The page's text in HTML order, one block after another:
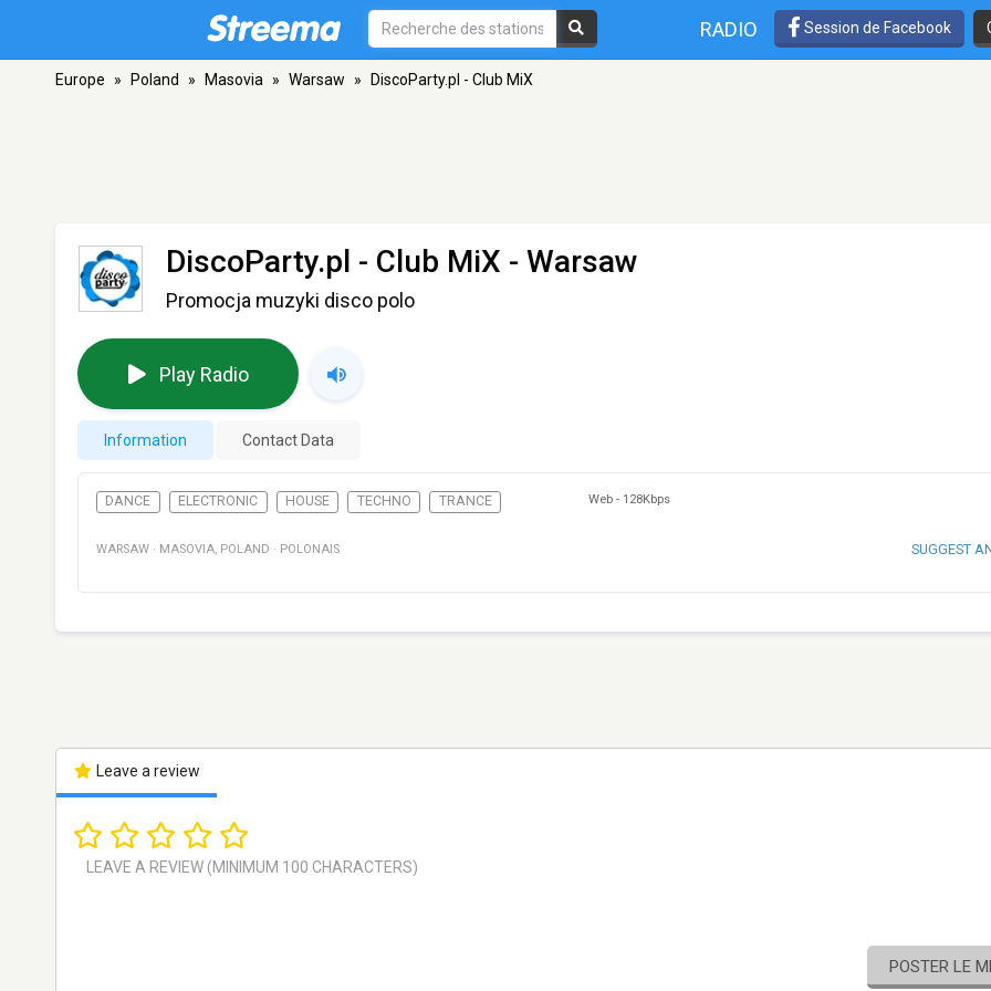
RADIO Session de Facebook
Europe » Poland » Masovia » Warsaw » DiscoParty.pl - Club MiX
DiscoParty.pl - Club MiX - Warsaw
Promocja muzyki disco polo
Play Radio
Information Contact Data
DANCE ELECTRONIC HOUSE TECHNO TRANCE Web - 128Kbps
WARSAW · MASOVIA, POLAND · POLONAIS SUGGEST
Leave a review
POSTER LE